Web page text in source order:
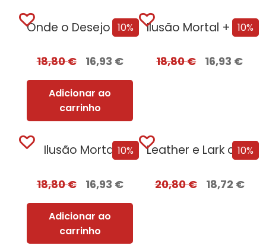
10%
Onde o Desejo se Esconde [Nova Edição]
18,80€ 16,93 €
Adicionar ao
carrinho
10%
Ilusão Mortal + Oferta Tentação
18,80€ 16,93 €
10%
Ilusão Mortal
18,80€ 16,93 €
Adicionar ao
carrinho
10%
Leather e Lark com EDGES
20,80€ 18,72 €